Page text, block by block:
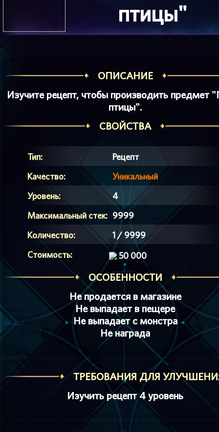
птицы"
ОПИСАНИЕ
Изучите рецепт, чтобы производить предмет
птицы".
СВОЙСТВА
Тип:
Рецепт
Качество:
Уникальный
Уровень:
4
Максимальный стек: 9999
Количество:
1 / 9999
Стоимость:
50 000
ОСОБЕННОСТИ
Не продается в магазине
Не выпадает в пещере
Не выпадает с монстра
Не награда
ТРЕБОВАНИЯ ДЛЯ
Изучить рецепт 4 уровень